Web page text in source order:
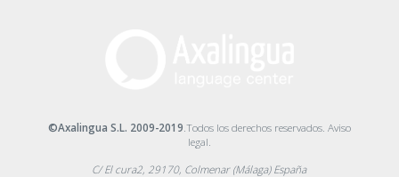
©Axalingua S.L. 2009-2019 .Todos los derechos reservados. Aviso
legal
C/ El cura2, 29170, Colmenar (Málaga) España